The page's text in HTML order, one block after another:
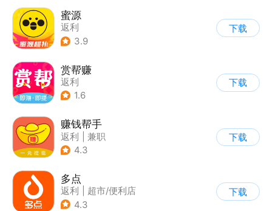
蜜源
返利
3.9
下载
赏帮赚
返利
1.6
下载
赚钱帮手
返利
兼职
4.3
下载
多点
返利
超市/便利店
| 生鲜/买菜
4.3
下载